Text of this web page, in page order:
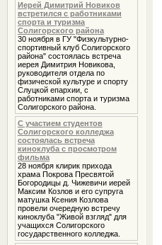
Иерей Димитрий Новиков
встретился с работниками
спорта и туризма
Солигорского района
30 ноября в ГУ "Физкультурно-
спортивный клуб Солигорского
района" состоялась встреча
иерея Димитрия Новикова,
руководителя отдела по
физической культуре и спорту
Слуцкой епархии, с
работниками спорта и туризма
Солигорского района.
С участием студентов
Солигорского колледжа
состоялась встреча
киноклуба с просмотром
фильма
28 ноября клирик прихода
храма Покрова Пресвятой
Богородицы д. Чижевичи иерей
Максим Козлов и его супруга
матушка Ксения Козлова
провели очередную встречу
киноклуба "Живой взгляд" для
учащихся Солигорского
государственного колледжа.